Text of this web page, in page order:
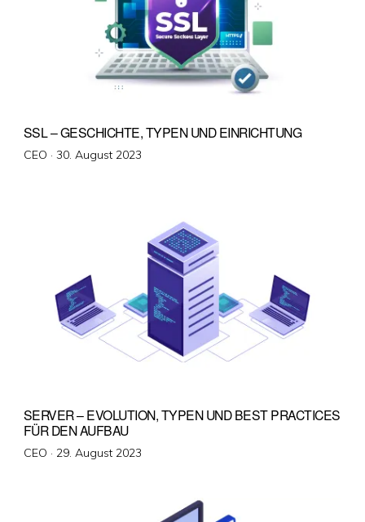
SSL – GESCHICHTE, TYPEN UND EINRICHTUNG
CEO · Veröffentlicht
30. August 2023
SERVER – EVOLUTION, TYPEN UND BEST PRACTICES
FÜR DEN AUFBAU
CEO · Veröffentlicht
29. August 2023